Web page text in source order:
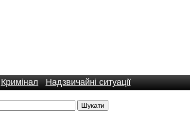
Кримінал Надзвичайні ситуації